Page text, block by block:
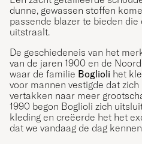
dunne, gewassen stoffen
passende blazer te bieden
uitstraalt.
De geschiedeneis van het
van de jaren 1900 en de
waar de familie Boglioli het
voor mannen vestigde dat zich
vertakken naar meer
1990 begon Boglioli zich
kleding en creëerde het het
dat we vandaag de dag